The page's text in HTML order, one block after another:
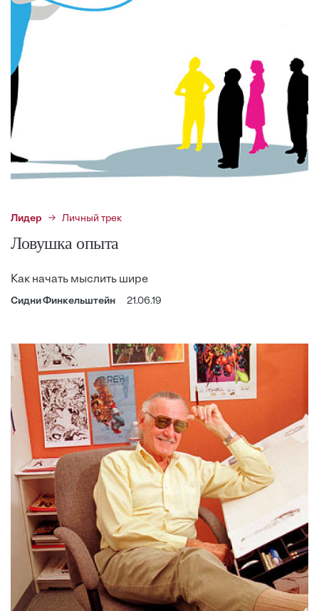
Лидер Личный трек
Ловушка опыта
Как начать мыслить шире
Сидни Финкельштейн 21.06.19